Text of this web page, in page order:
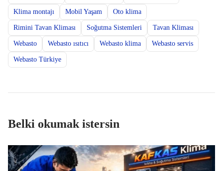
Klima montajı Mobil Yaşam Oto klima
Rimini Tavan Kliması Soğutma Sistemleri Tavan Kliması
Webasto Webasto ısıtıcı Webasto klima Webasto servis
Webasto Türkiye
Belki okumak istersin